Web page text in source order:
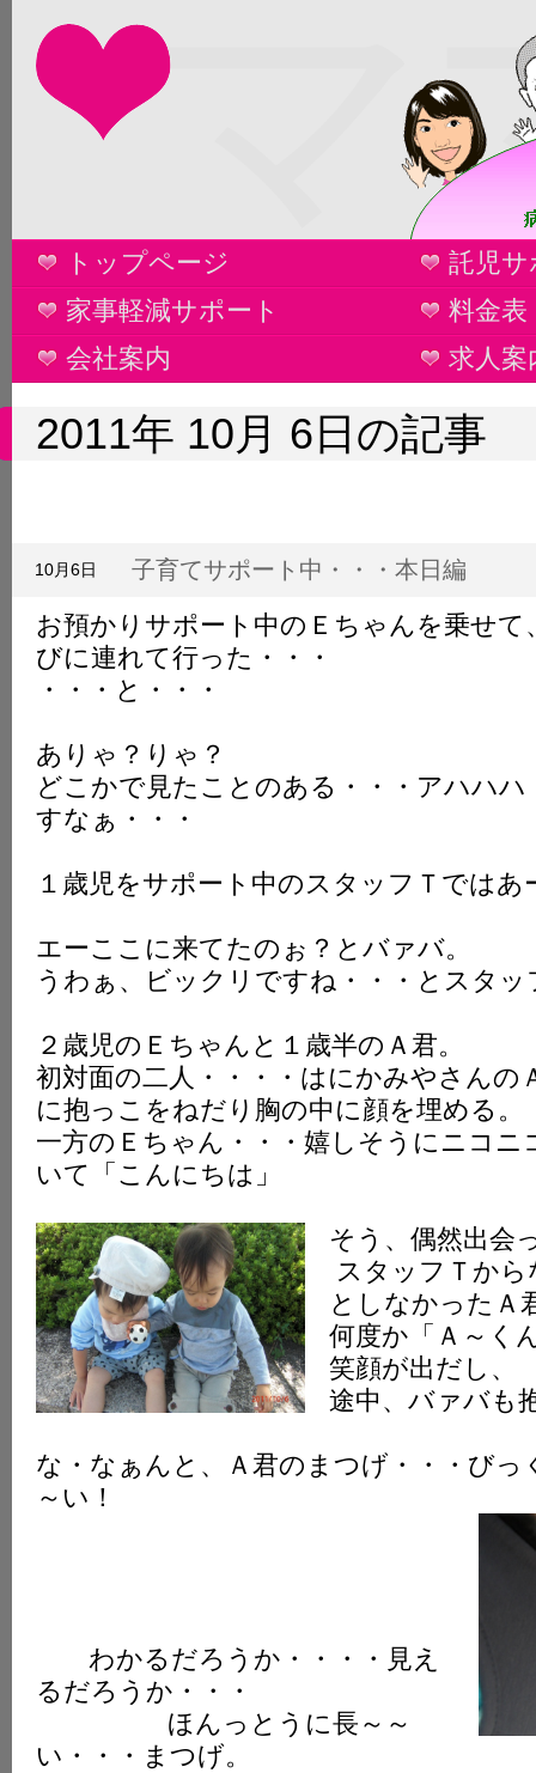
マ
トップページ
託児
家事軽減サポート
料金表
会社案内
求人案
2011年 10月 6日の記事
子育てサポート中・・・本日編
10月6日
お預かりサポート中のＥちゃんを乗せて
びに連れて行った・・・
・・・と・・・
ありゃ？りゃ？
どこかで見たことのある・・・アハハハ
すなぁ・・・
１歳児をサポート中のスタッフＴではあ
エーここに来てたのぉ？とバァバ。
うわぁ、ビックリですね・・・とスタッ
２歳児のＥちゃんと１歳半のＡ君。
初対面の二人・・・・はにかみやさんの
に抱っこをねだり胸の中に顔を埋める。
一方のＥちゃん・・・嬉しそうにニコニ
いて「こんにちは」
そう、偶然出会
スタッフＴか
としなかったＡ
何度か「Ａ～く
笑顔が出だし、
途中、バァバも
な・なぁんと、Ａ君のまつげ・・・びっ
～い！
わかるだろうか・・・・見え
るだろうか・・・
ほんっとうに長～～
い・・・まつげ。